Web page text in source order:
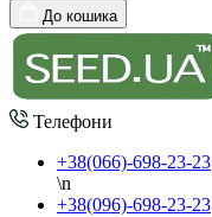
До кошика
Телефони
+38(066)-698-23-23
\n
+38(096)-698-23-23